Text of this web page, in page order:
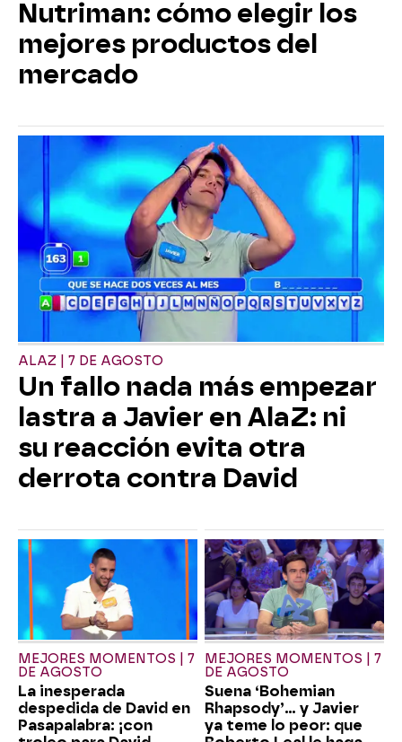
Nutriman: cómo elegir los
mejores productos del
mercado
ALAZ | 7 DE AGOSTO
Un fallo nada más empezar
lastra a Javier en AlaZ: ni
su reacción evita otra
derrota contra David
MEJORES MOMENTOS | 7
DE AGOSTO
La inesperada
despedida de David en
Pasapalabra: ¡con
MEJORES MOMENTOS | 7
DE AGOSTO
Suena ‘Bohemian
Rhapsody’... y Javier
ya teme lo peor: que